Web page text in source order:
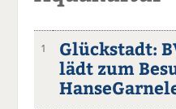
1
Glückstadt:
lädt zum